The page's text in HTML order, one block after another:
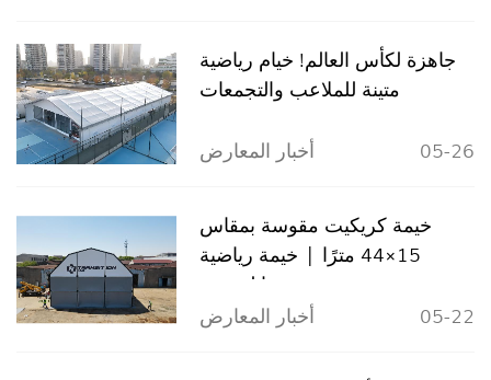
جاهزة لكأس العالم! خيام رياضية
متينة للملاعب والتجمعات
أخبار المعارض 05-26
خيمة كريكيت مقوسة بمقاس
15×44 مترًا | خيمة رياضية
مصممة خصيصًا لقبرص
أخبار المعارض
05-22